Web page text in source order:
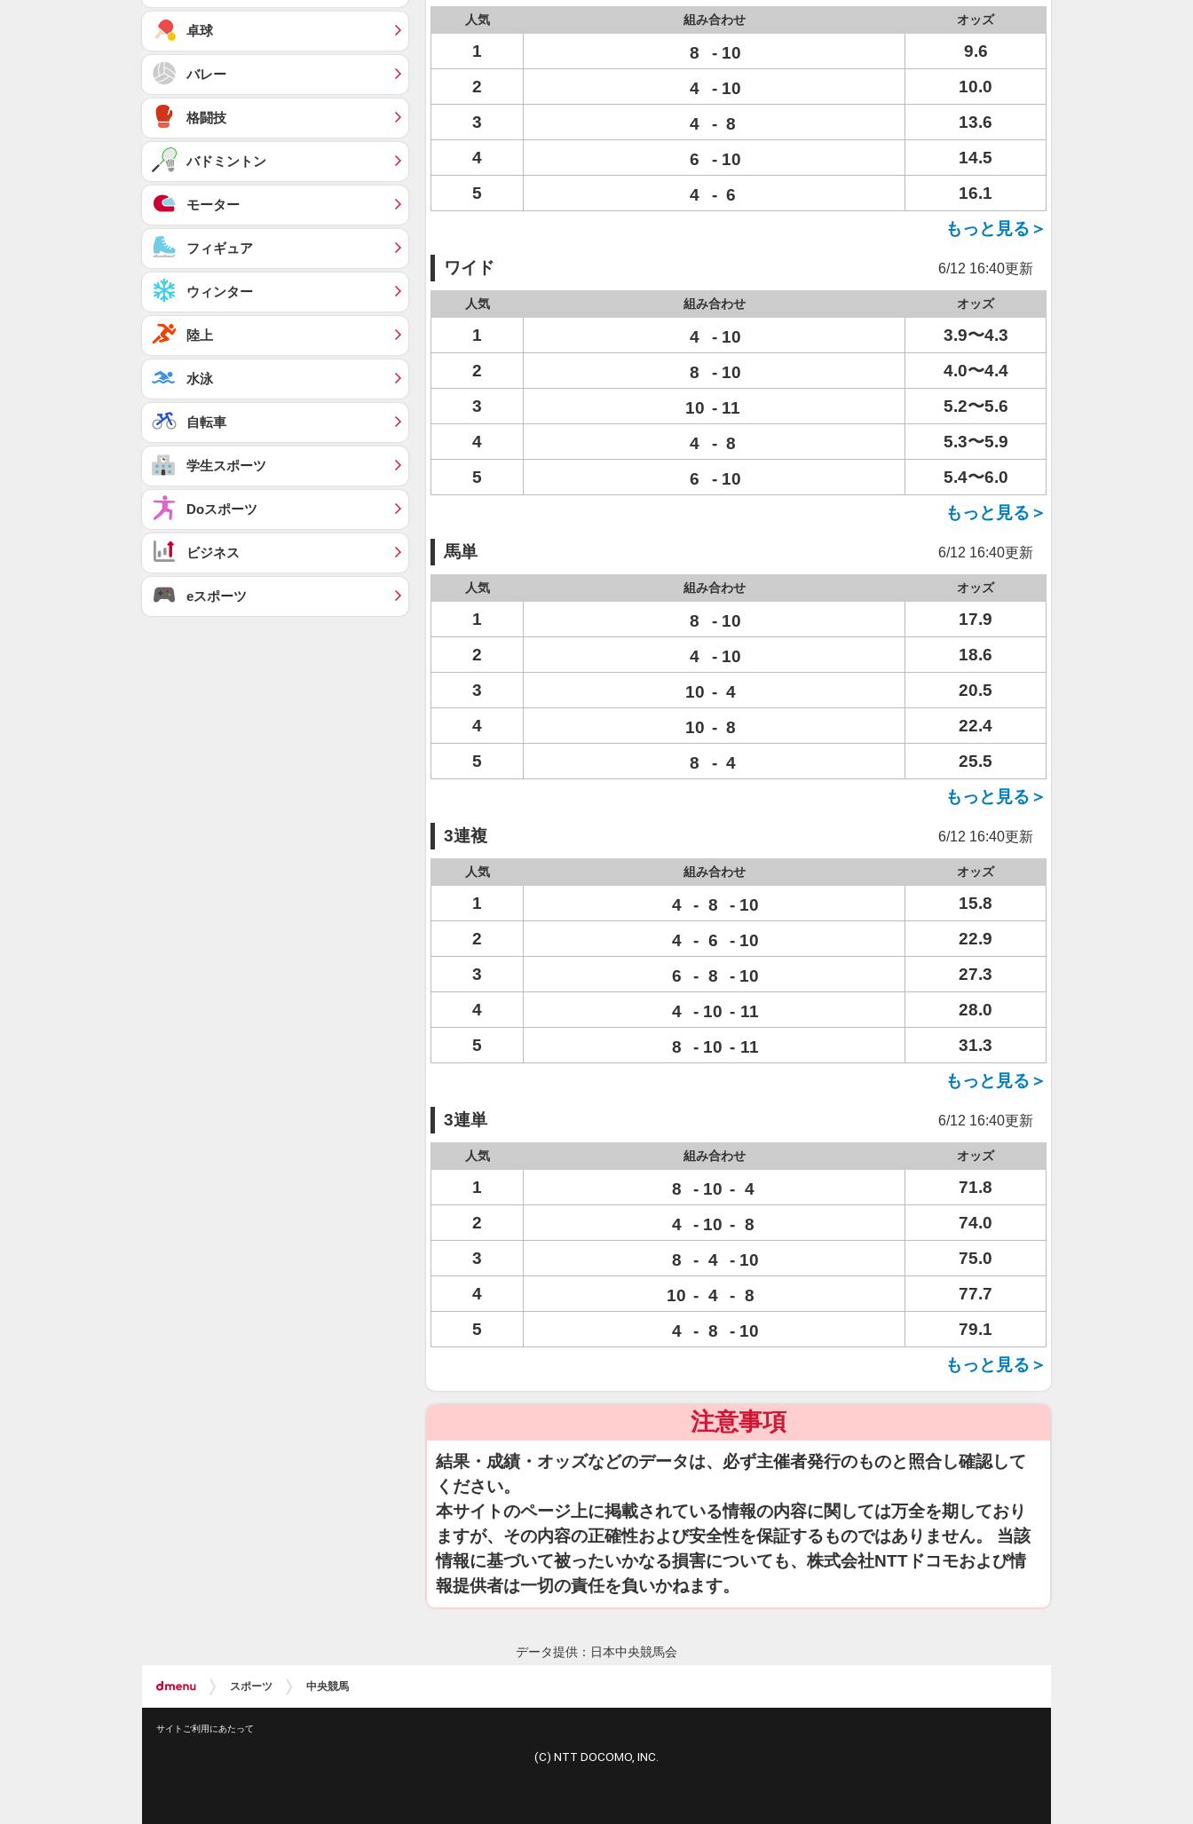
人気 組み合わせ オッズ
1 8 - 10
9.6
2
4 - 10
10.0
3
4 - 8
13.6
4
6 - 10
14.5
5
4 - 6
16.1
もっと見る＞
ワイド 6/12 16:40更新
人気 組み合わせ オッズ
1 4 - 10
3.9〜4.3
2
8 - 10
4.0〜4.4
3
10 - 11
5.2〜5.6
4
4 - 8
5.3〜5.9
5
6 - 10
5.4〜6.0
もっと見る＞
馬単 6/12 16:40更新
人気 組み合わせ オッズ
1 8 - 10
17.9
2
4 - 10
18.6
3
10 - 4
20.5
4
10 - 8
22.4
5
8 - 4
25.5
もっと見る＞
3連複 6/12 16:40更新
人気 組み合わせ オッズ
1 4 - 8 - 10
15.8
2
4 - 6 - 10
22.9
3
6 - 8 - 10
27.3
4
4 - 10 - 11
28.0
5
8 - 10 - 11
31.3
もっと見る＞
3連単 6/12 16:40更新
人気 組み合わせ オッズ
1 8 - 10 - 4
71.8
2
4 - 10 - 8
74.0
3
8 - 4 - 10
75.0
4
10 - 4 - 8
77.7
5
4 - 8 - 10
79.1
もっと見る＞
注意事項
結果・成績・オッズなどのデータは、必ず主催者発行のものと照合し確認して
ください。
本サイトのページ上に掲載されている情報の内容に関しては万全を期しており
ますが、その内容の正確性および安全性を保証するものではありません。 当該
情報に基づいて被ったいかなる損害についても、株式会社NTTドコモおよび情
報提供者は一切の責任を負いかねます。
卓球
バレー
格闘技
バドミントン
モーター
フィギュア
ウィンター
陸上
水泳
自転車
学生スポーツ
Doスポーツ
ビジネス
eスポーツ
データ提供：日本中央競馬会
スポーツ 中央競馬
サイトご利用にあたって
(C) NTT DOCOMO, INC.